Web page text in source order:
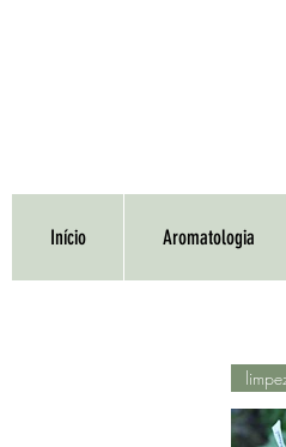
Início Aromatologia